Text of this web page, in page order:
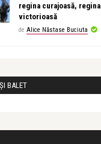
regina curajoasă, regina
victorioasă
de Alice Năstase Buciuta
BALET